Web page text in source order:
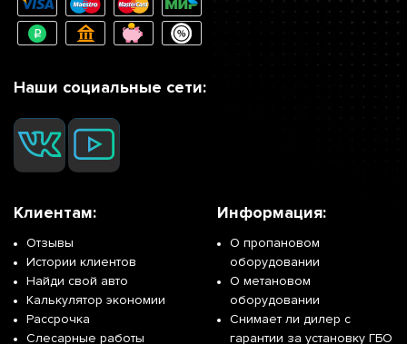
Наши социальные сети:
Клиентам:
Отзывы
Истории клиентов
Найди свой авто
Калькулятор экономии
Рассрочка
Слесарные работы
Информация:
О пропановом
оборудовании
О метановом
оборудовании
Снимает ли дилер с
гарантии за установку ГБО